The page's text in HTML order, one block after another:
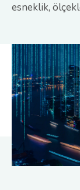
esneklik,